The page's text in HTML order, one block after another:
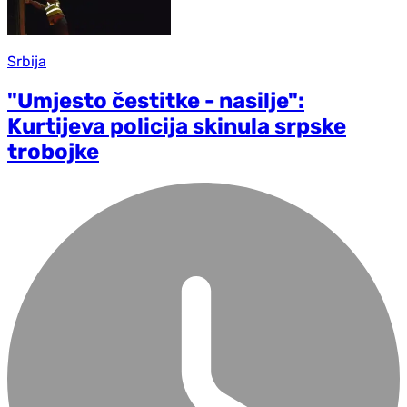
Srbija
"Umjesto čestitke - nasilje":
Kurtijeva policija skinula srpske
trobojke